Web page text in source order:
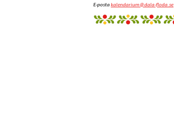
E-postakalendarium@dala-floda.se